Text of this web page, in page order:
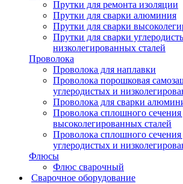
Прутки для ремонта изоляции
Прутки для сварки алюминия
Прутки для сварки
Прутки для сварки
низколегированных сталей
Проволока
Проволока для наплавки
Проволока порошковая
углеродистых и
Проволока для сварки
Проволока сплошного сечения
высоколегированных сталей
Проволока сплошного сечения
углеродистых и
Флюсы
Флюс сварочный
Сварочное оборудование